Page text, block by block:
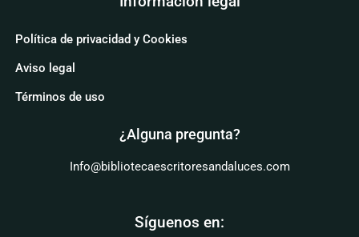
Política de privacidad y Cookies
Aviso legal
Términos de uso
¿Alguna pregunta?
Info@bibliotecaescritoresandaluces.com
Síguenos en: